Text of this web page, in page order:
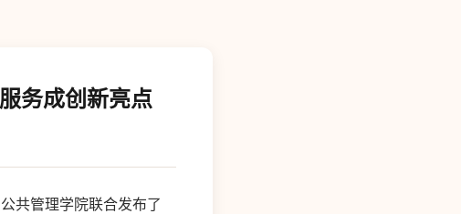
务成创新亮点
共管理学院联合发布了